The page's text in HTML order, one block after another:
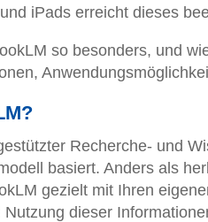
iPads erreicht dieses
so besonders, und
Recherche- und
basiert. Anders als
gezielt mit Ihren
dieser